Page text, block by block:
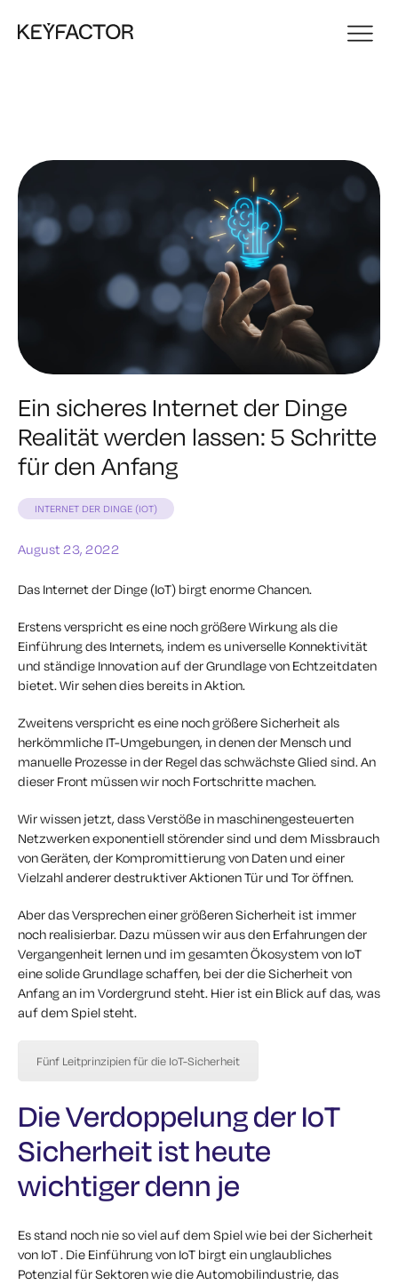
Ein sicheres Internet der Dinge
Realität werden lassen: 5 Schritte
für den Anfang
INTERNET DER DINGE (IOT)
August 23, 2022
Das Internet der Dinge (IoT) birgt enorme Chancen.
Erstens verspricht es eine noch größere Wirkung als die
Einführung des Internets, indem es universelle Konnektivität
und ständige Innovation auf der Grundlage von Echtzeitdaten
bietet. Wir sehen dies bereits in Aktion.
Zweitens verspricht es eine noch größere Sicherheit als
herkömmliche IT-Umgebungen, in denen der Mensch und
manuelle Prozesse in der Regel das schwächste Glied sind. An
dieser Front müssen wir noch Fortschritte machen.
Wir wissen jetzt, dass Verstöße in maschinengesteuerten
Netzwerken exponentiell störender sind und dem Missbrauch
von Geräten, der Kompromittierung von Daten und einer
Vielzahl anderer destruktiver Aktionen Tür und Tor öffnen.
Aber das Versprechen einer größeren Sicherheit ist immer
noch realisierbar. Dazu müssen wir aus den Erfahrungen der
Vergangenheit lernen und im gesamten Ökosystem von IoT
eine solide Grundlage schaffen, bei der die Sicherheit von
Anfang an im Vordergrund steht. Hier ist ein Blick auf das, was
auf dem Spiel steht.
Fünf Leitprinzipien für die IoT-Sicherheit
Die Verdoppelung der IoT
Sicherheit ist heute
wichtiger denn je
Es stand noch nie so viel auf dem Spiel wie bei der Sicherheit
von IoT . Die Einführung von IoT birgt ein unglaubliches
Potenzial für Sektoren wie die Automobilindustrie, das